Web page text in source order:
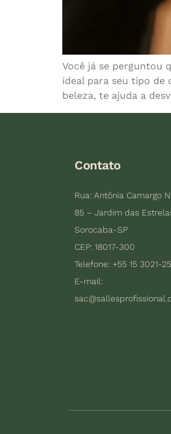
Você já se perguntou
ideal para seu tipo de
beleza, te ajuda a
Contato
Rua: Antônia Camargo
85 – Jardim das
Sorocaba-SP
CEP: 18017-300
Telefone: +55 15 3021-
E-mail: